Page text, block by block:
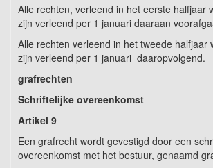
Alle rechten, verleend in het eerste halfjaar
zijn verleend per 1 januari daaraan
Alle rechten verleend in het tweede halfjaar
zijn verleend per 1 januari daaropvolgend.
grafrechten
Schriftelijke overeenkomst
Artikel 9
Een grafrecht wordt gevestigd door een
overeenkomst met het bestuur, genaamd